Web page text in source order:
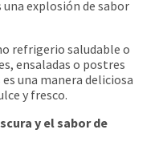
explosión de sabor
refrigerio saludable o
ensaladas o postres
una manera deliciosa
y fresco.
y el sabor de